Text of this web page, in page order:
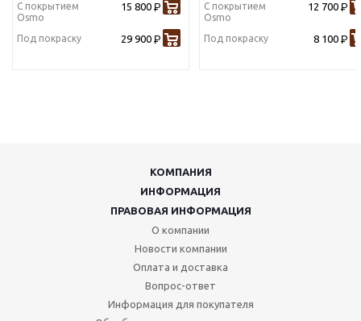
С покрытием
Osmo
15 800 Р
Под покраску 29 900 Р
С покрытием
Osmo
12 700 Р
Под покраску 8 100 Р
КОМПАНИЯ
ИНФОРМАЦИЯ
ПРАВОВАЯ ИНФОРМАЦИЯ
О компании
Новости компании
Оплата и доставка
Вопрос-ответ
Информация для покупателя